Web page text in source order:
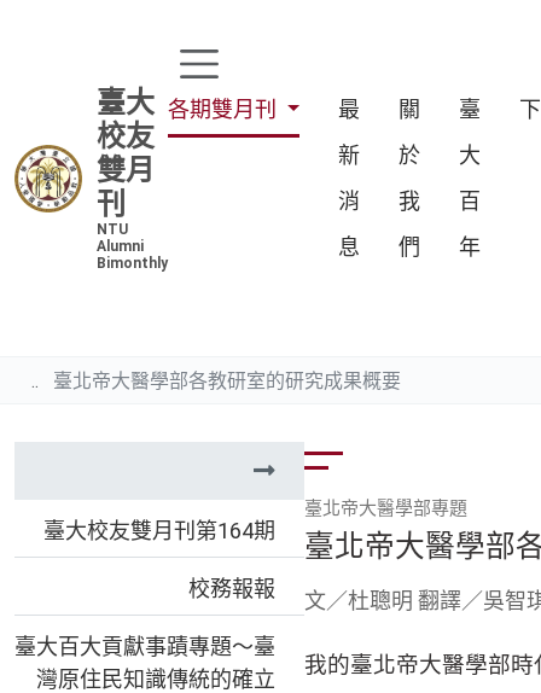
臺大
校友
雙月
刊
NTU
Alumni
Bimonthly
各期雙月刊
最
新
消
息
關
於
我
們
臺
大
百
年
臺北帝大醫學部各教研室的研究成果概要
臺大校友雙月刊第164期
校務報報
臺大百大貢獻事蹟專題～臺
灣原住民知識傳統的確立
臺北帝大醫學部專題
臺北帝大醫學部
文／杜聰明 翻譯／吳智
我的臺北帝大醫學部